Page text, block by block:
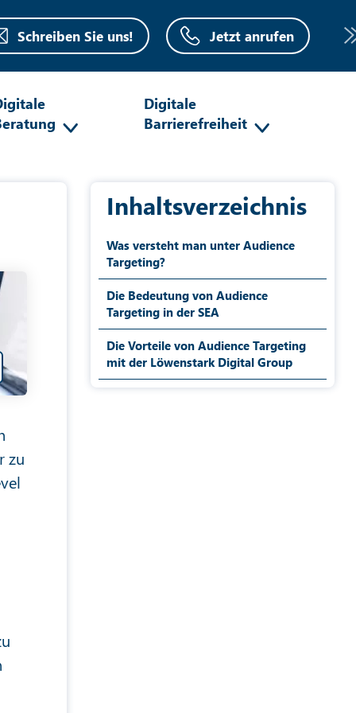
Schreiben Sie uns! Jetzt anrufen
Digitale
Barrierefreiheit
zu
Inhaltsverzeichnis
Was versteht man unter Audience
Targeting?
Die Bedeutung von Audience
Targeting in der SEA
Die Vorteile von Audience Targeting
mit der Löwenstark Digital Group